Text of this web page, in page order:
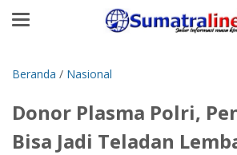
Beranda / Nasional
Donor Plasma Polri,
Bisa Jadi Teladan